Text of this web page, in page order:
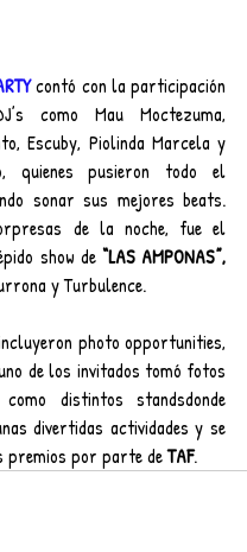
contó con la participación
como Mau Moctezuma,
Escuby, Piolinda Marcela y
quienes pusieron todo el
sonar sus mejores beats.
de la noche, fue el
show de “LAS AMPONAS”,
y Turbulence.
photo opportunities,
de los invitados tomó fotos
distintos standsdonde
divertidas actividades y se
premios por parte de TAF.